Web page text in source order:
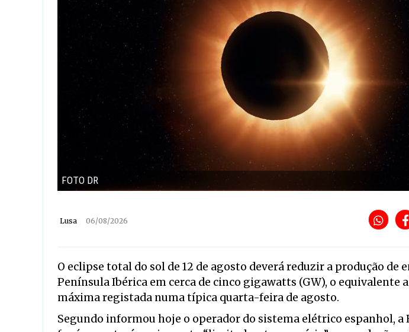
FOTO DR
Lusa 06/08/2026
O eclipse total do sol de 12 de agosto deverá reduzir a produção de
Península Ibérica em cerca de cinco gigawatts (GW), o equivalente
máxima registada numa típica quarta-feira de agosto.
Segundo informou hoje o operador do sistema elétrico espanhol, a